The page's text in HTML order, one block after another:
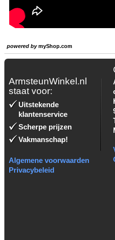
powered bymyShop.com
ArmsteunWinkel.nl
staat voor:
Uitstekende
klantenservice
Scherpe prijzen
Vakmanschap!
Algemene voorwaarden
Privacybeleid